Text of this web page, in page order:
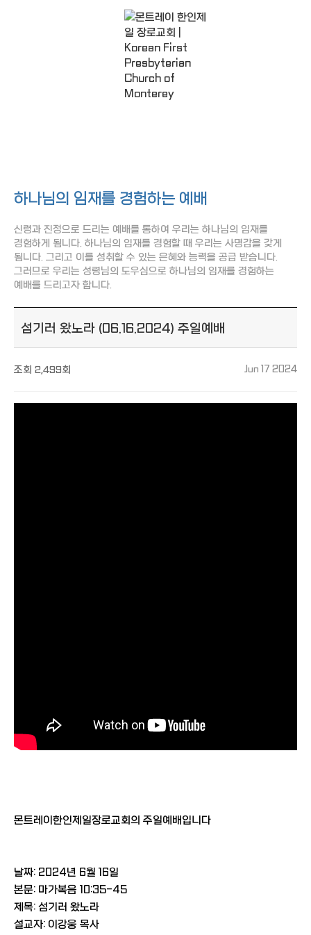
주일예배
하나님의 임재를 경험하는 예배
신령과 진정으로 드리는 예배를 통하여 우리는 하나님의 임재를
경험하게 됩니다. 하나님의 임재를 경험할 때 우리는 사명감을 갖게
됩니다. 그리고 이를 성취할 수 있는 은혜와 능력을 공급 받습니다.
그러므로 우리는 성령님의 도우심으로 하나님의 임재를 경험하는
예배를 드리고자 합니다.
섬기러 왔노라 (06.16.2024) 주일예배
조회 2,499회 Jun 17 2024
몬트레이한인제일장로교회의 주일예배입니다
날짜: 2024년 6월 16일
본문: 마가복음 10:35-45
제목: 섬기러 왔노라
설교자: 이강웅 목사